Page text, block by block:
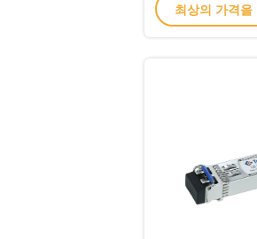
최상의 가격을